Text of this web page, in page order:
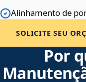
Alinhamento de
SOLICITE SEU
Por